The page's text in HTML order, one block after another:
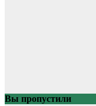
Вы пропустили